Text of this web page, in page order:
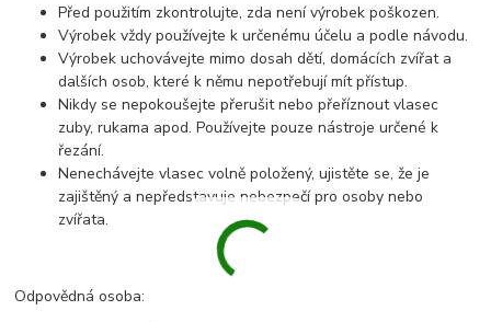
Před použitím zkontrolujte, zda není výrobek poškozen.
Výrobek vždy používejte k určenému účelu a podle návodu.
Výrobek uchovávejte mimo dosah dětí, domácích zvířat a
dalších osob, které k němu nepotřebují mít přístup.
Nikdy se nepokoušejte přerušit nebo přeříznout vlasec
zuby, rukama apod. Používejte pouze nástroje určené k
řezání.
Nenechávejte vlasec volně položený, ujistěte se, že je
zajištěný a nepředstavuje nebezpečí pro osoby nebo
zvířata.
Odpovědná osoba: